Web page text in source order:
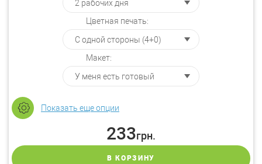
Цветная печать:
Макет:
Показать еще опции
233грн.
В КОРЗИНУ